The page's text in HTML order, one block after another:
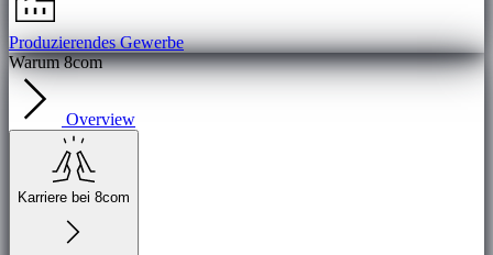
Produzierendes Gewerbe
Warum 8com
Overview
Karriere bei 8com